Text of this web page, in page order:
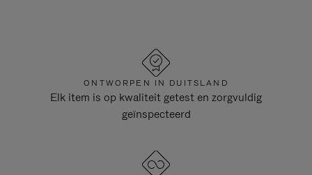
ONTWORPEN IN DUITSLAND
Elk item is op kwaliteit getest en zorgvuldig
geïnspecteerd